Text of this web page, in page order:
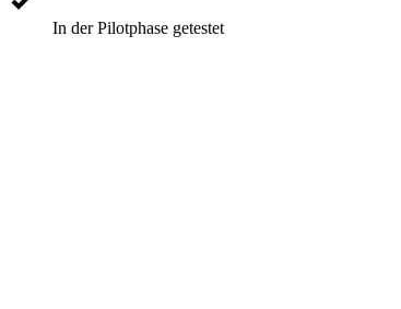
In der Pilotphase getestet